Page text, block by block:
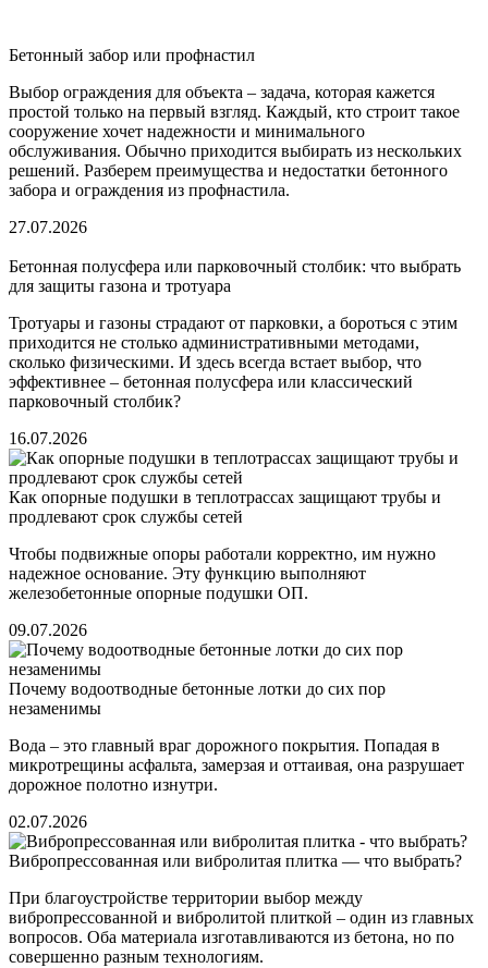
Бетонный забор или профнастил
Выбор ограждения для объекта – задача, которая кажется
простой только на первый взгляд. Каждый, кто строит такое
сооружение хочет надежности и минимального
обслуживания. Обычно приходится выбирать из нескольких
решений. Разберем преимущества и недостатки бетонного
забора и ограждения из профнастила.
27.07.2026
Бетонная полусфера или парковочный столбик: что выбрать
для защиты газона и тротуара
Тротуары и газоны страдают от парковки, а бороться с этим
приходится не столько административными методами,
сколько физическими. И здесь всегда встает выбор, что
эффективнее – бетонная полусфера или классический
парковочный столбик?
16.07.2026
Как опорные подушки в теплотрассах защищают трубы и
продлевают срок службы сетей
Чтобы подвижные опоры работали корректно, им нужно
надежное основание. Эту функцию выполняют
железобетонные опорные подушки ОП.
09.07.2026
Почему водоотводные бетонные лотки до сих пор
незаменимы
Вода – это главный враг дорожного покрытия. Попадая в
микротрещины асфальта, замерзая и оттаивая, она разрушает
дорожное полотно изнутри.
02.07.2026
Вибропрессованная или вибролитая плитка — что выбрать?
При благоустройстве территории выбор между
вибропрессованной и вибролитой плиткой – один из главных
вопросов. Оба материала изготавливаются из бетона, но по
совершенно разным технологиям.